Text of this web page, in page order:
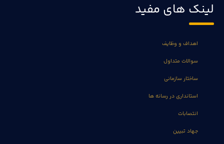
لینک های مفید
اهداف و وظایف
سوالات متداول
ساختار سازمانی
استانداری در رسانه ها
انتصابات
جهاد تبیین